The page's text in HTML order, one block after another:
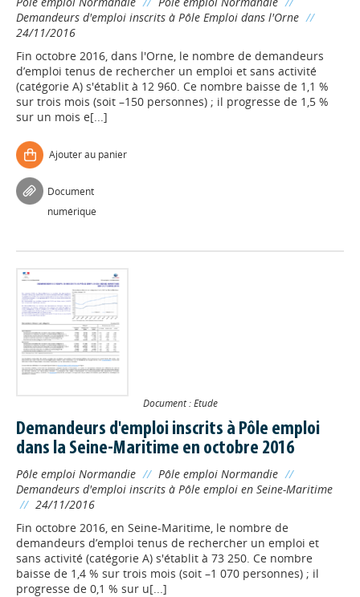
Demandeurs d'emploi inscrits à Pôle Emploi dans l'Orne //
24/11/2016
Fin octobre 2016, dans l'Orne, le nombre de demandeurs
d’emploi tenus de rechercher un emploi et sans activité
(catégorie A) s'établit à 12 960. Ce nombre baisse de 1,1 %
sur trois mois (soit –150 personnes) ; il progresse de 1,5 %
sur un mois e[...]
Ajouter au panier
Document
numérique
Document : Etude
Demandeurs d'emploi inscrits à Pôle emploi
dans la Seine-Maritime en octobre 2016
Pôle emploi Normandie // Pôle emploi Normandie //
Demandeurs d'emploi inscrits à Pôle emploi en Seine-Maritime
// 24/11/2016
Fin octobre 2016, en Seine-Maritime, le nombre de
demandeurs d’emploi tenus de rechercher un emploi et
sans activité (catégorie A) s'établit à 73 250. Ce nombre
baisse de 1,4 % sur trois mois (soit –1 070 personnes) ; il
progresse de 0,1 % sur u[...]